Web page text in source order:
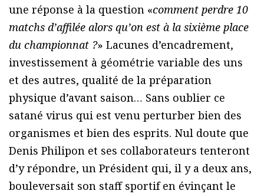
une réponse à la question «comment perdre 10
matchs d’affilée alors qu’on est à la sixième place
du championnat ?» Lacunes d’encadrement,
investissement à géométrie variable des uns
et des autres, qualité de la préparation
physique d’avant saison… Sans oublier ce
satané virus qui est venu perturber bien des
organismes et bien des esprits. Nul doute que
Denis Philipon et ses collaborateurs tenteront
d’y répondre, un Président qui, il y a deux ans,
bouleversait son staff sportif en évinçant le